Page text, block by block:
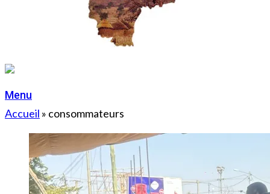
Menu
Accueil » consommateurs